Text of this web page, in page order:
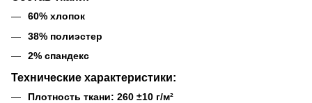
60% хлопок
38% полиэстер
2% спандекс
Технические характеристики:
Плотность ткани: 260 ±10 г/м²